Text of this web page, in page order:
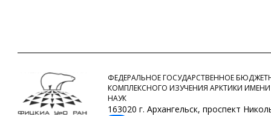
ФЕДЕРАЛЬНОЕ ГОСУДАРСТВЕННОЕ
КОМПЛЕКСНОГО ИЗУЧЕНИЯ АРКТИКИ
НАУК
163020 г. Архангельск, проспект